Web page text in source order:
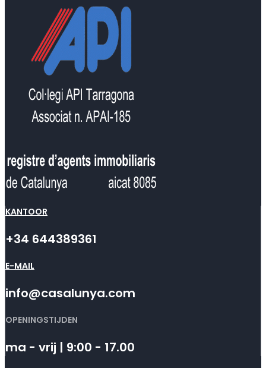
KANTOOR
+34 644389361
E-MAIL
info@casalunya.com
OPENINGSTIJDEN
ma - vrij | 9:00 - 17.00